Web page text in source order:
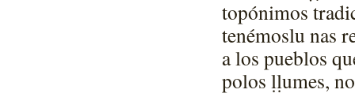
topónimos
tenémoslu nas
a los pueblos
polos ḷḷumes,